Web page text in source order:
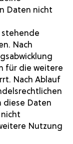
Daten nicht
Nach
für die weitere
Nach Ablauf
diese Daten
Nutzung